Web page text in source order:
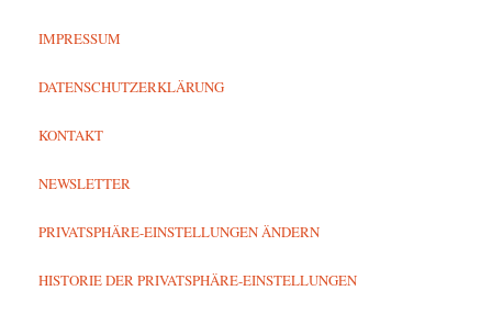
IMPRESSUM
DATENSCHUTZERKLÄRUNG
KONTAKT
NEWSLETTER
PRIVATSPHÄRE-EINSTELLUNGEN ÄNDERN
HISTORIE DER PRIVATSPHÄRE-EINSTELLUNGEN